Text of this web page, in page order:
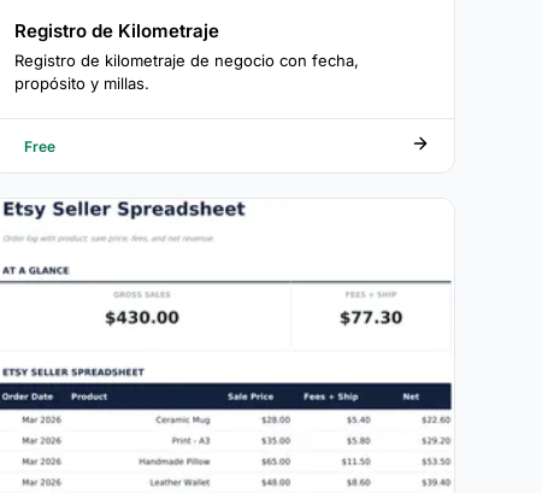
Registro de Kilometraje
Registro de kilometraje de negocio con fecha,
propósito y millas.
Free